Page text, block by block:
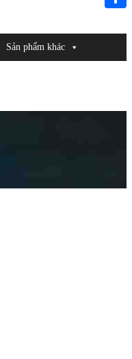
Sản phẩm khác